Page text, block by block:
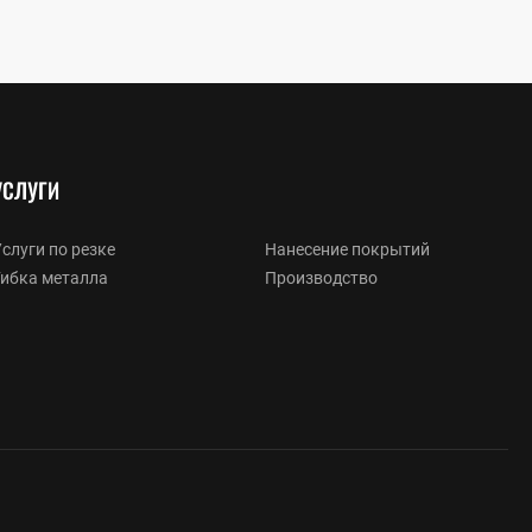
по резке
металла
Нанесение покрытий
Производство